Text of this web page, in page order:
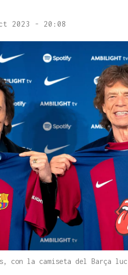
2023 - 20:08
con la camiseta del Barça